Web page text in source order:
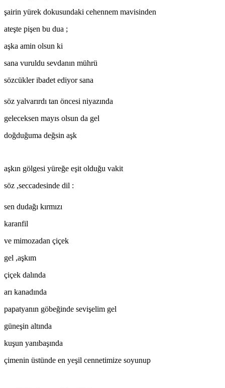
şairin yürek dokusundaki cehennem mavisinden
ateşte pişen bu dua ;
aşka amin olsun ki
sana vuruldu sevdanın mührü
sözcükler ibadet ediyor sana
söz yalvarırdı tan öncesi niyazında
geleceksen mayıs olsun da gel
doğduğuma değsin aşk
aşkın gölgesi yüreğe eşit olduğu vakit
söz ,seccadesinde dil :
sen dudağı kırmızı
karanfil
ve mimozadan çiçek
gel ,aşkım
çiçek dalında
arı kanadında
papatyanın göbeğinde sevişelim gel
güneşin altında
kuşun yanıbaşında
çimenin üstünde en yeşil cennetimize soyunup